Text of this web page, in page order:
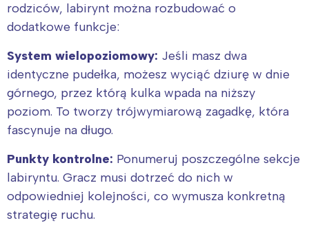
rodziców, labirynt można rozbudować o
dodatkowe funkcje:
System wielopoziomowy: Jeśli masz dwa
identyczne pudełka, możesz wyciąć dziurę w dnie
górnego, przez którą kulka wpada na niższy
poziom. To tworzy trójwymiarową zagadkę, która
fascynuje na długo.
Punkty kontrolne: Ponumeruj poszczególne sekcje
labiryntu. Gracz musi dotrzeć do nich w
odpowiedniej kolejności, co wymusza konkretną
strategię ruchu.